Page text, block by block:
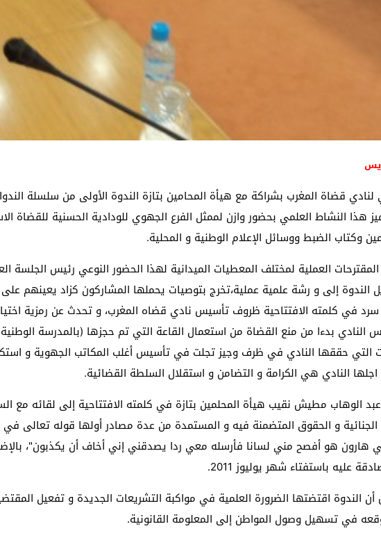
لنادي قضاة المغرب بشراكة مع هيأة المحامين بتازة الندوة الأولى من سلسلة
هذا النشاط العلمي بحضور وازن لممثل الفرع الجهوي للودادية الحسنية للقضاة
وكتاب الضبط ووسائل الإعلام الوطنية و المحلية.
العملية لمختلف المعطيات الميدانية لهذا الحضور النوعي رئيس الجلسة
النادي بدءا من منع القضاة من استعمال القاعة التي تم حجزها (بالمدرسة
النادي هي الكرامة و التضامن و استقلال السلطة القضائية.
هارون هو أفصح مني لسانا فأرسله معي ردا يصدقني إني أخاف أن يكذبون"،
عليه باستفتاء شهر يوليوز 2011.
الندوة اقتضتها الضرورة العلمية في مواكبة التشريعات الجديدة و تفعيل
في تسهيل وصول المواطن إلى المعلومة القانونية.